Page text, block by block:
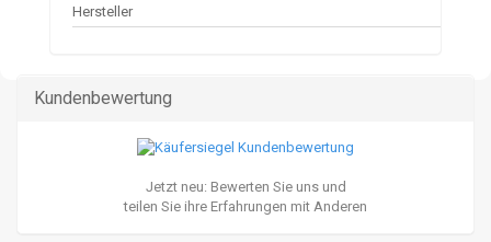
Hersteller
Kundenbewertung
Jetzt neu: Bewerten Sie uns und
teilen Sie ihre Erfahrungen mit Anderen